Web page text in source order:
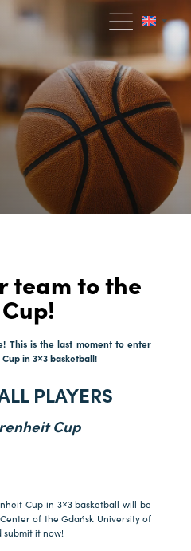
team to the
This is the last moment to enter
in 3×3 basketball!
PLAYERS
Cup
Cup in 3×3 basketball will be
of the Gdańsk University of
submit it now!